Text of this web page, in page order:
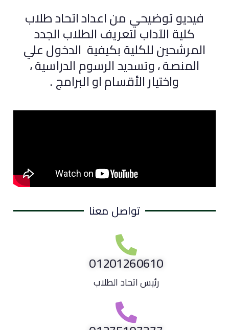
فيديو توضيحي من اعداد اتحاد طلاب
كلية الآداب لتعريف الطلاب الجدد
المرشحين للكلية بكيفية الدخول علي
المنصة ، وتسديد الرسوم الدراسية ،
واختيار الأقسام او البرامج .
تواصل معنا
01201260610
رئيس اتحاد الطلاب